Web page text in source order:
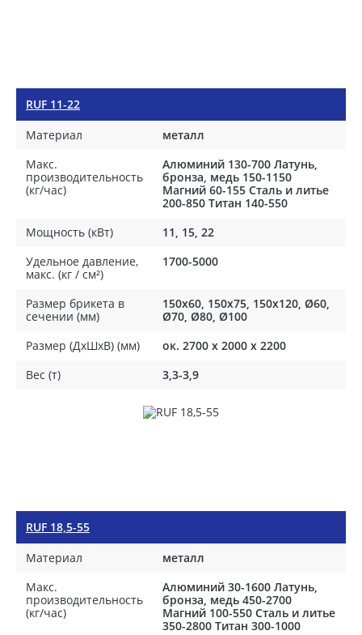
RUF 11-22
Материал
металл
Макс.
производительность
(кг/час)
Алюминий 130-700 Латунь,
бронза, медь 150-1150
Магний 60-155 Сталь и литье
200-850 Титан 140-550
Мощность (кВт)
11, 15, 22
Удельное давление,
макс. (кг / см²)
1700-5000
Размер брикета в
сечении (мм)
150x60, 150x75, 150x120, Ø60,
Ø70, Ø80, Ø100
Размер (ДхШхВ) (мм)
ок. 2700 х 2000 х 2200
Вес (т)
3,3-3,9
RUF 18,5-55
Материал
металл
Макс.
производительность
(кг/час)
Алюминий 30-1600 Латунь,
бронза, медь 450-2700
Магний 100-550 Сталь и литье
350-2800 Титан 300-1000